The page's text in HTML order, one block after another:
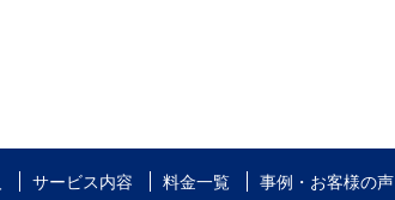
サービス内容 料金一覧 事例・お客様の声